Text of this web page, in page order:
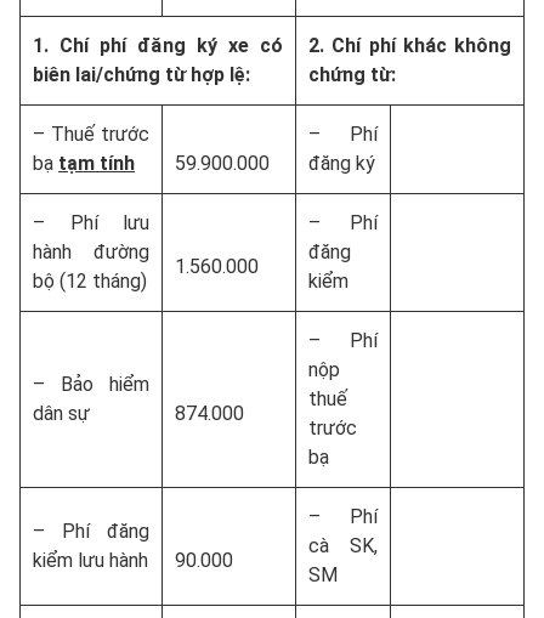
1. Chí phí đăng ký xe có
biên lai/chứng từ hợp lệ:
2. Chí phí khác không
chứng từ:
– Thuế trước
bạ tạm tính 59.900.000
– Phí
đăng ký
– Phí lưu
hành đường
bộ (12 tháng)
1.560.000
– Phí
đăng
kiểm
– Bảo hiểm
dân sự
874.000
– Phí
nộp
thuế
trước
bạ
– Phí đăng
kiểm lưu hành
90.000
– Phí
cà SK,
SM